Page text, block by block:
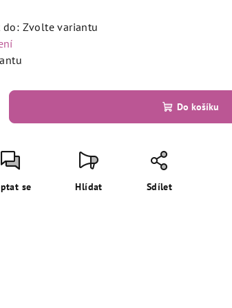
do: Zvolte variantu
Do košíku
se Hlídat Sdílet